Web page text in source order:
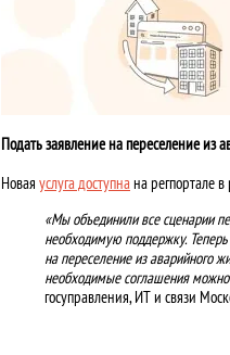
Подать заявление на переселение из
Новая услуга доступнана регпортале
«Мы объединили все сценарии
необходимую поддержку.
на переселение из аварийного
необходимые соглашения
госуправления, ИТ и связи